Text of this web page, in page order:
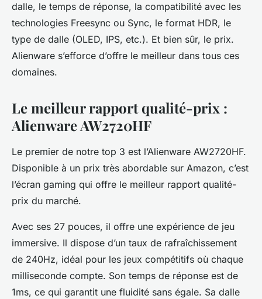
dalle, le temps de réponse, la compatibilité avec les
technologies Freesync ou Sync, le format HDR, le
type de dalle (OLED, IPS, etc.). Et bien sûr, le prix.
Alienware s’efforce d’offre le meilleur dans tous ces
domaines.
Le meilleur rapport qualité-prix :
Alienware AW2720HF
Le premier de notre top 3 est l’Alienware AW2720HF.
Disponible à un prix très abordable sur Amazon, c’est
l’écran gaming qui offre le meilleur rapport qualité-
prix du marché.
Avec ses 27 pouces, il offre une expérience de jeu
immersive. Il dispose d’un taux de rafraîchissement
de 240Hz, idéal pour les jeux compétitifs où chaque
milliseconde compte. Son temps de réponse est de
1ms, ce qui garantit une fluidité sans égale. Sa dalle